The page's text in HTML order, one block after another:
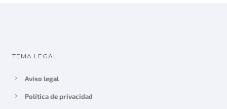
TEMA LEGAL
Aviso legal
Política de privacidad